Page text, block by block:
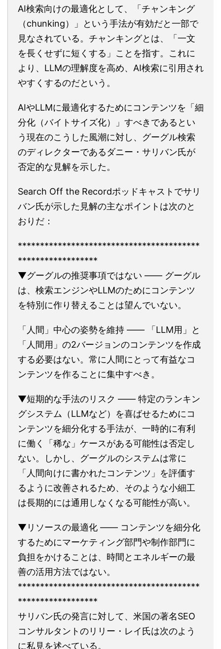
AI検索向けの最適化として、「チャンキング
（chunking）」という手法が有効だと一部で
見なされている。チャンキングとは、「一文
を長くせずに短くする」ことを指す。これに
より、LLMの理解度を高め、AI検索に引用され
やすくするのだという。
AIやLLMに最適化するためにコンテンツを「細
分化（バイトサイズ化）」すべきであるとい
う現在のこうした風潮に対し、グーグル検索
のディレクターであるダニー・サリバン氏が
否定的な見解を示した。
Search Off the Recordポッドキャストでサリ
バン氏が示した見解の主なポイントは次のと
おりだ：
*****************************************
******************
▼グーグルの推奨事項ではない ―― グーグル
は、検索エンジンやLLMのためにコンテンツ
を特別に作り替えることは望んでいない。
「人間」中心の姿勢を維持 ―― 「LLM用」と
「人間用」の2バージョンのコンテンツを作成
する必要はない。常に人間にとって有益なコ
ンテンツを作ることに集中すべき。
▼短期的な手法のリスク ―― 特定のランキン
グシステム（LLMなど）を喜ばせるためにコ
ンテンツを細分化する手法が、一時的に有利
に働く「稀な」ケースがある可能性は否定し
ない。しかし、グーグルのシステムは常に
「人間向けに書かれたコンテンツ」を評価す
るように改善されるため、そのような小細工
は長期的には通用しなくなる可能性が高い。
▼リソースの最適化 ―― コンテンツを細分化
するためにマーケティング部門や制作部門に
負担をかけることは、時間とエネルギーの最
善の活用方法ではない。
*****************************************
******************
サリバン氏の発言に対して、米国の著名SEO
コンサルタントのリリー・レイ氏は次のよう
に私見を述べている。